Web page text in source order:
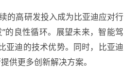
的高研发投入成为比亚迪应对行
的良性循环。展望未来，智能驾
亚迪的技术优势。同时，比亚迪
供更多创新解决方案。